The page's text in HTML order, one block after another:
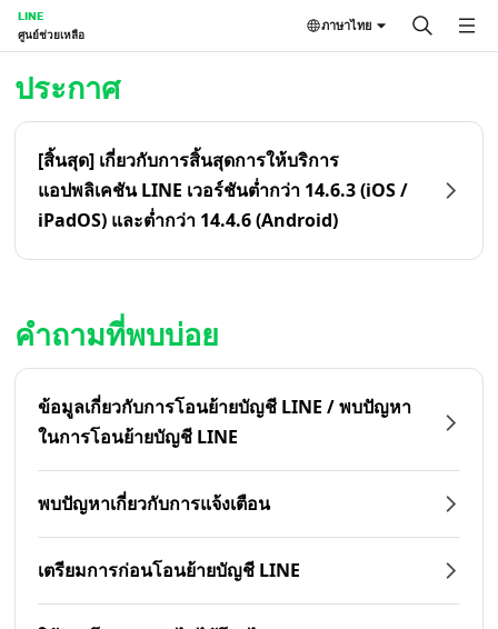
LINE
ศูนย์ช่วยเหลือ
ภาษาไทย
ประกาศ
[สิ้นสุด] เกี่ยวกับการสิ้นสุดการให้บริการ
แอปพลิเคชัน LINE เวอร์ชันต่ำกว่า 14.6.3 (iOS /
iPadOS) และต่ำกว่า 14.4.6 (Android)
คำถามที่พบบ่อย
ข้อมูลเกี่ยวกับการโอนย้ายบัญชี LINE / พบปัญหา
ในการโอนย้ายบัญชี LINE
พบปัญหาเกี่ยวกับการแจ้งเตือน
เตรียมการก่อนโอนย้ายบัญชี LINE